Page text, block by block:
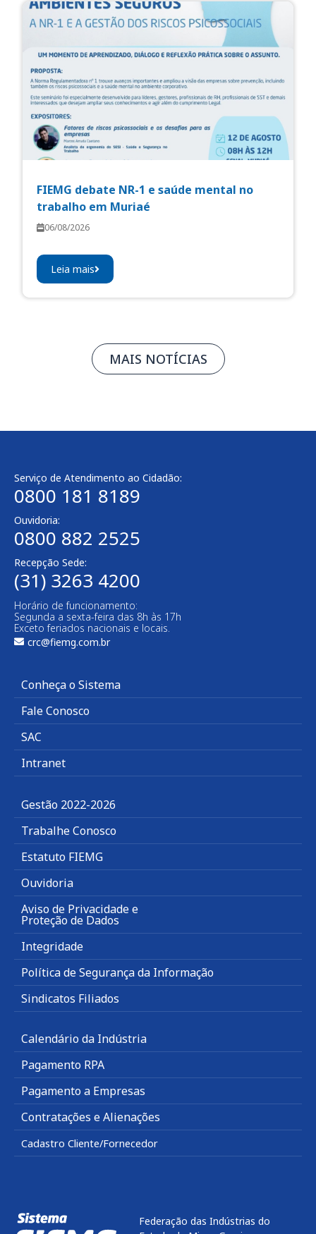
FIEMG debate NR-1 e saúde mental no
trabalho em Muriaé
06/08/2026
Leia mais
MAIS NOTÍCIAS
Serviço de Atendimento ao Cidadão:
0800 181 8189
Ouvidoria:
0800 882 2525​
Recepção Sede:
(31) 3263 4200
Horário de funcionamento:
Segunda a sexta-feira das 8h às 17h
Exceto feriados nacionais e locais.
crc@fiemg.com.br
Conheça o Sistema
Fale Conosco
SAC
Intranet
Gestão 2022-2026
Trabalhe Conosco
Estatuto FIEMG
Ouvidoria
Aviso de Privacidade e
Proteção de Dados
Integridade
Política de Segurança da Informação
Sindicatos Filiados
Calendário da Indústria
Pagamento RPA
Pagamento a Empresas
Contratações e Alienações
Cadastro Cliente/Fornecedor
Federação das Indústrias do